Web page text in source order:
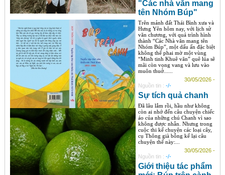
"Các nhà văn mang
tên Nhóm Búp"
Trên mảnh đất Thái Bình xưa và
Hưng Yên hôm nay, với lịch sử
văn chương, với quá trình hình
thành “Các Nhà văn mang tên
Nhóm Búp”, một dấu ấn đặc biệt
không thể phai mờ một vùng
“Minh tinh Khuê văn” quê lúa sẽ
mãi còn vọng vang và lưu vào
muôn thuở......
30/05/2026 -
Nguồn tin : -/-
Sự tích quả chanh
Đã lâu lắm rồi, hầu như không
còn ai nhớ đến câu chuyện chiếc
áo của những chú Chanh vì sao
không được nhẵn. Nhưng trong
cuộc thi kể chuyện các loại cây,
cụ Thông già bỗng kể lại câu
chuyện thế này:...
30/05/2026 -
Nguồn tin : -/-
Giới thiệu tác phẩm